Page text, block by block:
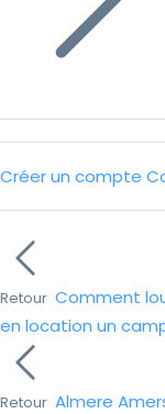
Créer un compte
Retour Comment
en location un
Retour Almere